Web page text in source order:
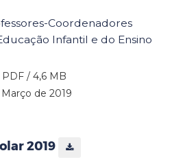
Coordenadores
Infantil e do Ensino
PDF / 4,6 MB
de 2019
2019